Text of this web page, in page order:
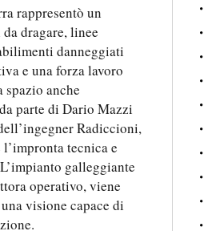
rappresentò un
dragare, linee
danneggiati
e una forza lavoro
anche
parte di Dario Mazzi
Radiccioni,
tecnica e
galleggiante
operativo, viene
visione capace di